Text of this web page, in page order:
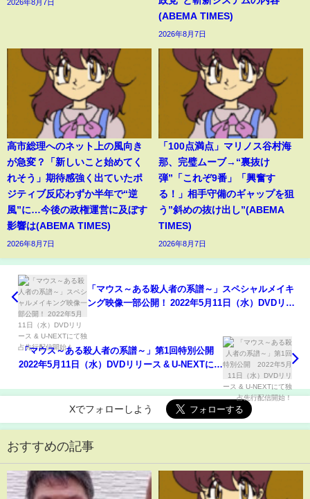
2026年8月7日
(ABEMA TIMES)
2026年8月7日
高市総理へのネット上の風向き
が急変？「新しいこと始めてく
れそう」期待感強く出ていたポ
ジティブ反応わずか半年で“逆
風”に…今後の政権運営に及ぼす
影響は(ABEMA TIMES)
2026年8月7日
「100点満点」マリノス谷村海
那、完璧ムーブ→“裏抜け
弾”「これぞ9番」「興奮す
る！」相手守備のギャップを狙
う”斜めの抜け出し”(ABEMA
TIMES)
2026年8月7日
「マウス～ある殺人者の系譜～」スペシャルメイキ
ング映像一部公開！ 2022年5月11日（水）DVDリリ
「マウス～ある殺人者の系譜～」第1回特別公開
2022年5月11日（水）DVDリリース & U-NEXTにて
Xでフォローしよう
おすすめの記事